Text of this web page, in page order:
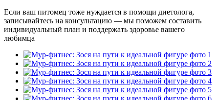
Если ваш питомец тоже нуждается в помощи диетолога,
записывайтесь на консультацию — мы поможем составить
индивидуальный план и поддержать здоровье вашего
любимца